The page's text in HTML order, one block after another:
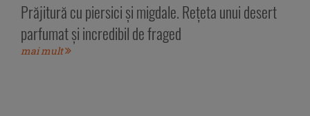
Prăjitură cu piersici și migdale. Rețeta unui desert
parfumat și incredibil de fraged
mai mult